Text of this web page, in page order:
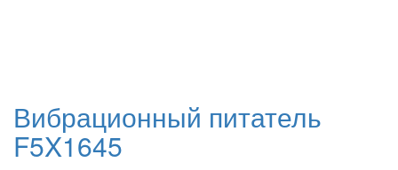
Вибрационный питатель
F5X1645